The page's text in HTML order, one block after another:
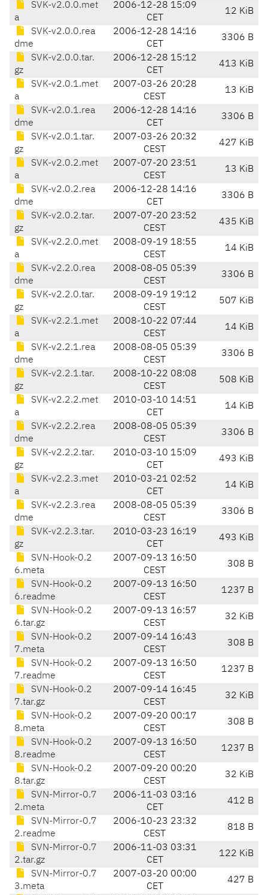
SVK-v2.0.0.met
a
2006-12-28 15:09
CET
12 KiB
SVK-v2.0.0.rea
dme
2006-12-28 14:16
CET
3306 B
SVK-v2.0.0.tar.
gz
2006-12-28 15:12
CET
413 KiB
SVK-v2.0.1.met
a
2007-03-26 20:28
CEST
13 KiB
SVK-v2.0.1.rea
dme
2006-12-28 14:16
CET
3306 B
SVK-v2.0.1.tar.
gz
2007-03-26 20:32
CEST
427 KiB
SVK-v2.0.2.met
a
2007-07-20 23:51
CEST
13 KiB
SVK-v2.0.2.rea
dme
2006-12-28 14:16
CET
3306 B
SVK-v2.0.2.tar.
gz
2007-07-20 23:52
CEST
435 KiB
SVK-v2.2.0.met
a
2008-09-19 18:55
CEST
14 KiB
SVK-v2.2.0.rea
dme
2008-08-05 05:39
CEST
3306 B
SVK-v2.2.0.tar.
gz
2008-09-19 19:12
CEST
507 KiB
SVK-v2.2.1.met
a
2008-10-22 07:44
CEST
14 KiB
SVK-v2.2.1.rea
dme
2008-08-05 05:39
CEST
3306 B
SVK-v2.2.1.tar.
gz
2008-10-22 08:08
CEST
508 KiB
SVK-v2.2.2.met
a
2010-03-10 14:51
CET
14 KiB
SVK-v2.2.2.rea
dme
2008-08-05 05:39
CEST
3306 B
SVK-v2.2.2.tar.
gz
2010-03-10 15:09
CET
493 KiB
SVK-v2.2.3.met
a
2010-03-21 02:52
CET
14 KiB
SVK-v2.2.3.rea
dme
2008-08-05 05:39
CEST
3306 B
SVK-v2.2.3.tar.
gz
2010-03-23 16:19
CET
493 KiB
SVN-Hook-0.2
6.meta
2007-09-13 16:50
CEST
308 B
SVN-Hook-0.2
6.readme
2007-09-13 16:50
CEST
1237 B
SVN-Hook-0.2
6.tar.gz
2007-09-13 16:57
CEST
32 KiB
SVN-Hook-0.2
7.meta
2007-09-14 16:43
CEST
308 B
SVN-Hook-0.2
7.readme
2007-09-13 16:50
CEST
1237 B
SVN-Hook-0.2
7.tar.gz
2007-09-14 16:45
CEST
32 KiB
SVN-Hook-0.2
8.meta
2007-09-20 00:17
CEST
308 B
SVN-Hook-0.2
8.readme
2007-09-13 16:50
CEST
1237 B
SVN-Hook-0.2
8.tar.gz
2007-09-20 00:20
CEST
32 KiB
SVN-Mirror-0.7
2.meta
2006-11-03 03:16
CET
412 B
SVN-Mirror-0.7
2.readme
2006-10-23 23:32
CEST
818 B
SVN-Mirror-0.7
2.tar.gz
2006-11-03 03:31
CET
122 KiB
SVN-Mirror-0.7
3.meta
2007-03-20 00:00
CET
427 B